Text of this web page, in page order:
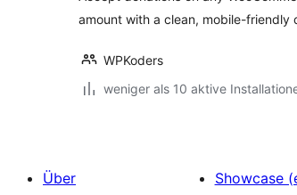
amount with a clean, mobile-friendly
WPKoders
weniger als 10 aktive
Über
Showcase